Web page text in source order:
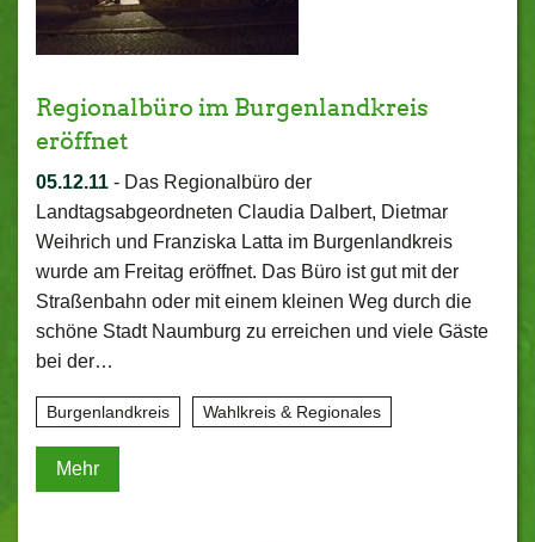
Regionalbüro im Burgenlandkreis
eröffnet
05.12.11 - Das Regionalbüro der
Landtagsabgeordneten Claudia Dalbert, Dietmar
Weihrich und Franziska Latta im Burgenlandkreis
wurde am Freitag eröffnet. Das Büro ist gut mit der
Straßenbahn oder mit einem kleinen Weg durch die
schöne Stadt Naumburg zu erreichen und viele Gäste
bei der…
Burgenlandkreis Wahlkreis & Regionales
Mehr